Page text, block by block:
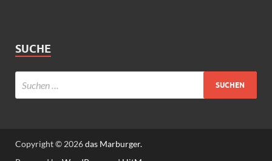
SUCHE
Copyright © 2026das Marburger.